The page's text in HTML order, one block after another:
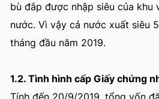
bù đắp được nhập siêu của khu
nước. Vì vậy cả nước xuất siêu
tháng đầu năm 2019.
1.2. Tình hình cấp Giấy chứng
Tính đến 20/9/2019, tổng vốn